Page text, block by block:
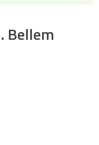
Bellem